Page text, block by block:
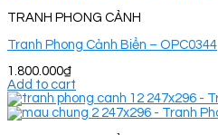
TRANH PHONG CẢNH
Tranh Phong Cảnh Biển – OPC0344
1.800.000₫
Add to cart